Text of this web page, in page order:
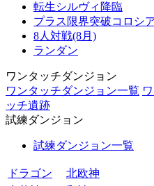
転生シルヴィ降臨
プラス限界突破コロシ
8人対戦(8月)
ランダン
ワンタッチダンジョン
ワンタッチダンジョン一覧
ッチ遺跡
試練ダンジョン
試練ダンジョン一覧
ドラゴン
北欧神